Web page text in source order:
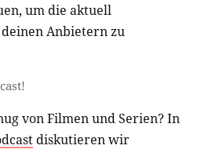
um die aktuell
Anbietern zu
von Filmen und Serien? In
diskutieren wir